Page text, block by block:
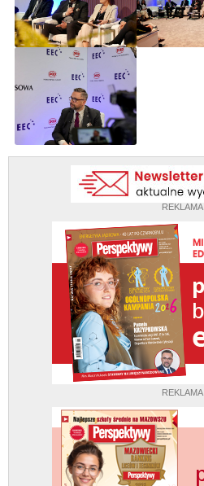
REKLAMA
REKLAMA